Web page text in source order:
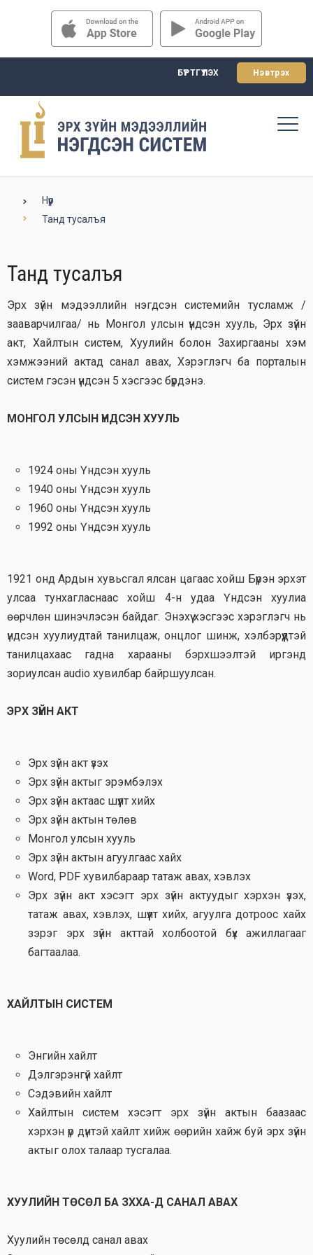
БҮРТГҮҮЛЭХ Нэвтрэх
Нүүр
Танд тусалъя
Танд тусалъя
Эрх зүйн мэдээллийн нэгдсэн системийн тусламж /
зааварчилгаа/ нь Монгол улсын үндсэн хууль, Эрх зүйн
акт, Хайлтын систем, Хуулийн болон Захиргааны хэм
хэмжээний актад санал авах, Хэрэглэгч ба порталын
систем гэсэн үндсэн 5 хэсгээс бүрдэнэ.
МОНГОЛ УЛСЫН ҮНДСЭН ХУУЛЬ
1924 оны Үндсэн хууль
1940 оны Үндсэн хууль
1960 оны Үндсэн хууль
1992 оны Үндсэн хууль
1921 онд Ардын хувьсгал ялсан цагаас хойш Бүрэн эрхэт
улсаа тунхагласнаас хойш 4-н удаа Үндсэн хуулиа
өөрчлөн шинэчлэсэн байдаг. Энэхүү хэсгээс хэрэглэгч нь
үндсэн хуулиудтай танилцаж, онцлог шинж, хэлбэрүүдтэй
танилцахаас гадна харааны бэрхшээлтэй иргэнд
зориулсан audio хувилбар байршуулсан.
ЭРХ ЗҮЙН АКТ
Эрх зүйн акт үзэх
Эрх зүйн актыг эрэмбэлэх
Эрх зүйн актаас шүүлт хийх
Эрх зүйн актын төлөв
Монгол улсын хууль
Эрх зүйн актын агуулгаас хайх
Word, PDF хувилбараар татаж авах, хэвлэх
Эрх зүйн акт хэсэгт эрх зүйн актуудыг хэрхэн үзэх,
татаж авах, хэвлэх, шүүлт хийх, агуулга дотроос хайх
зэрэг эрх зүйн акттай холбоотой бүх ажиллагааг
багтаалаа.
ХАЙЛТЫН СИСТЕМ
Энгийн хайлт
Дэлгэрэнгүй хайлт
Сэдэвийн хайлт
Хайлтын систем хэсэгт эрх зүйн актын баазаас
хэрхэн үр дүнтэй хайлт хийж өөрийн хайж буй эрх зүйн
актыг олох талаар тусгалаа.
ХУУЛИЙН ТӨСӨЛ БА ЗХХА-Д САНАЛ АВАХ
Хуулийн төсөлд санал авах